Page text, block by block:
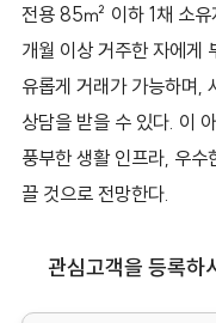
전용 85㎡ 이하 1채 소유
개월 이상 거주한 자에게
유롭게 거래가 가능하며,
상담을 받을 수 있다. 이
풍부한 생활 인프라, 우
끌 것으로 전망한다.
관심고객을 등록하